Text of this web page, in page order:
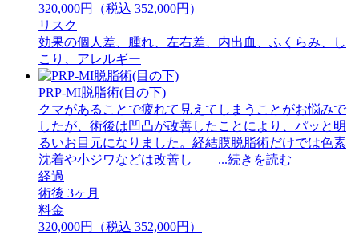
320,000円（税込 352,000円）
リスク
効果の個人差、腫れ、左右差、内出血、ふくらみ、し
こり、アレルギー
PRP-MI脱脂術(目の下)
クマがあることで疲れて見えてしまうことがお悩みで
したが、術後は凹凸が改善したことにより、パッと明
るいお目元になりました。経結膜脱脂術だけでは色素
沈着や小ジワなどは改善し ...続きを読む
経過
術後 3ヶ月
料金
320,000円（税込 352,000円）